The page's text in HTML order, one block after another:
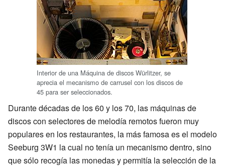
Interior de una Máquina de discos Würlitzer, se
aprecia el mecanismo de carrusel con los discos de
45 para ser seleccionados.
Durante décadas de los 60 y los 70, las máquinas de
discos con selectores de melodía remotos fueron muy
populares en los restaurantes, la más famosa es el modelo
Seeburg 3W1 la cual no tenía un mecanismo dentro, sino
que sólo recogía las monedas y permitía la selección de la